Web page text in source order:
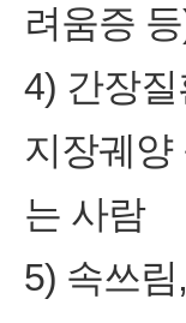
려움증
4) 간장
지장궤양
는 사람
5) 속쓰